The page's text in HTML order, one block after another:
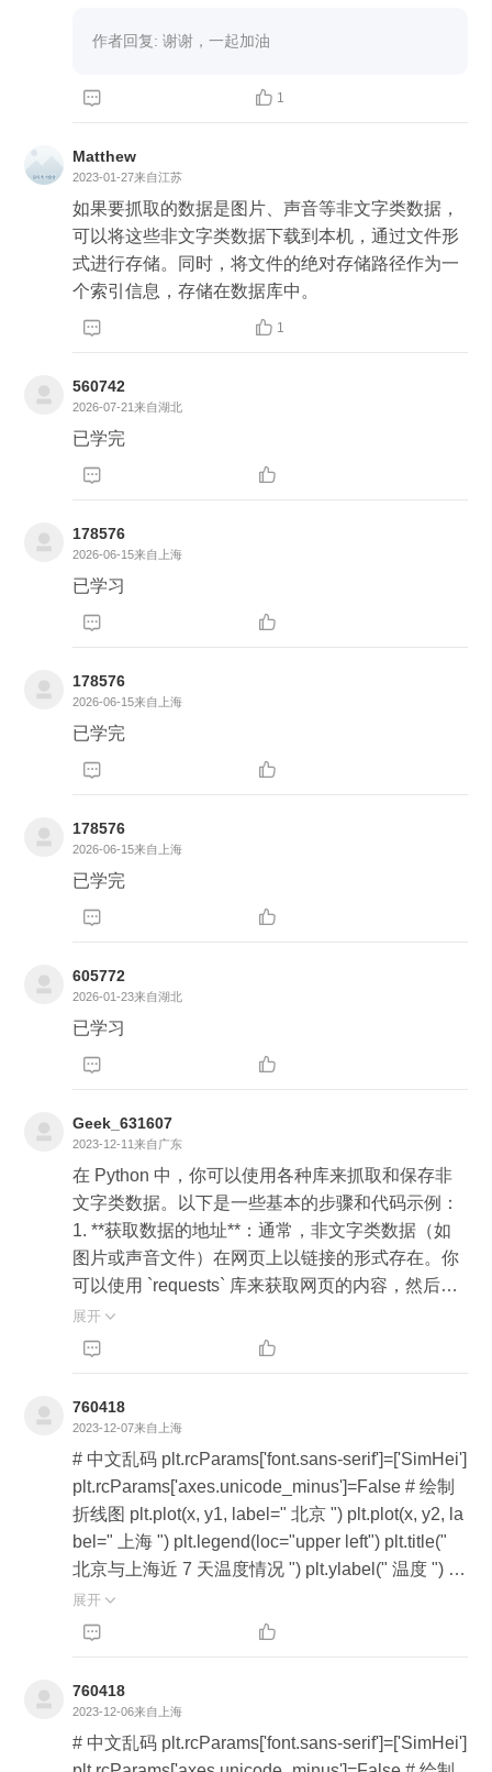
数据采集
利用 Python 做数据采集工作时，我们用得最多的是
Requests、Selenium、Charles 三个库。其中前两个库
用来采集 PC 端 HTTP 接口的数据，最后一个用来采
集手机端 App 数据。我们一个一个来详细了解它们。
Requests库号称是“对人类友好的 HTTP 库”，这也是
库，我还会再推荐它的原因。那么 Requests 库的友好
体现在哪里呢？
作者回复: 谢谢，一起加油
  1
Matthew
2023-01-27来自江苏
如果要抓取的数据是图片、声音等非文字类数据，
可以将这些非文字类数据下载到本机，通过文件形
式进行存储。同时，将文件的绝对存储路径作为一
个索引信息，存储在数据库中。
  1
560742
2026-07-21来自湖北
已学完
 
178576
2026-06-15来自上海
已学习
 
178576
2026-06-15来自上海
已学完
 
178576
2026-06-15来自上海
已学完
 
605772
2026-01-23来自湖北
已学习
 
Geek_631607
2023-12-11来自广东
在 Python 中，你可以使用各种库来抓取和保存非
文字类数据。以下是一些基本的步骤和代码示例：
1. **获取数据的地址**：通常，非文字类数据（如
图片或声音文件）在网页上以链接的形式存在。你
可以使用 `requests` 库来获取网页的内容，然后使
用 `BeautifulSoup` 库来解析网页并提取出数据的链
接。以下是一个简单的代码示例： ```python from b
ests.get(url) # 解析网页 soup = BeautifulSoup(resp
onse.text, 'html.parser') # 提取图片链接 img_urls =
[img['src'] for img in soup.find_all('img')] # 提取声音
文件链接 audio_urls = [audio['src'] for audio in sou
p.find_all('audio')] ``` 2. **保存数据到本地**：一旦
你获取到了数据的链接，你就可以使用 `requests`
图片 for img_url in img_urls: img_data = requests.g
_save_images', 'image.jpg'), 'wb') as handler: hand
_url in audio_urls: audio_data = requests.get(audio
展开 
 
760418
2023-12-07来自上海
# 中文乱码 plt.rcParams['font.sans-serif']=['SimHei']
plt.rcParams['axes.unicode_minus']=False # 绘制
折线图 plt.plot(x, y1, label=" 北京 ") plt.plot(x, y2, la
bel=" 上海 ") plt.legend(loc="upper left") plt.title("
北京与上海近 7 天温度情况 ") plt.ylabel(" 温度 ") pl
展开 
 
760418
2023-12-06来自上海
# 中文乱码 plt.rcParams['font.sans-serif']=['SimHei']